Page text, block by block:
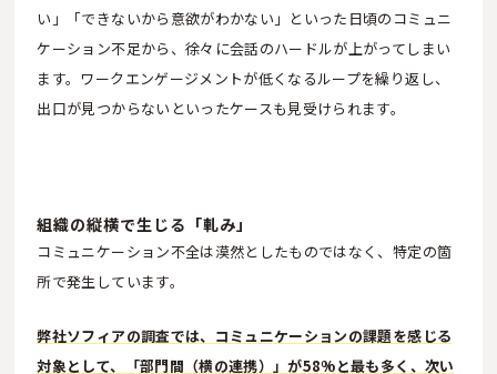
い」「できないから意欲がわかない」といった日頃のコミュニ
ケーション不足から、徐々に会話のハードルが上がってしまい
ます。ワークエンゲージメントが低くなるループを繰り返し、
出口が見つからないといったケースも見受けられます。
組織の縦横で生じる「軋み」
コミュニケーション不全は漠然としたものではなく、特定の箇
所で発生しています。
弊社ソフィアの調査では、コミュニケーションの課題を感じる
対象として、「部門間（横の連携）」が58%と最も多く、次い